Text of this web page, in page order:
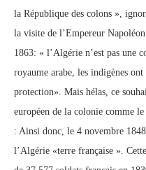
la République des colons »,
la visite de l’Empereur
1863: « l’Algérie n’est pas une
royaume arabe, les indigènes
protection». Mais hélas, ce
européen de la colonie comme
: Ainsi donc, le 4 novembre
l’Algérie «terre française ».